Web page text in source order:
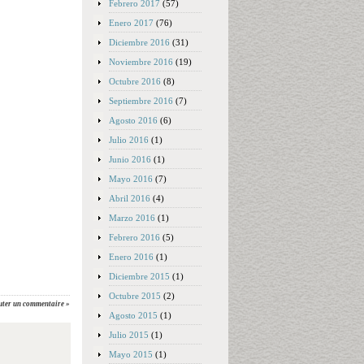
un commentaire »
Febrero 2017 (57)
Enero 2017 (76)
Diciembre 2016 (31)
Noviembre 2016 (19)
Octubre 2016 (8)
Septiembre 2016 (7)
Agosto 2016 (6)
Julio 2016 (1)
Junio 2016 (1)
Mayo 2016 (7)
Abril 2016 (4)
Marzo 2016 (1)
Febrero 2016 (5)
Enero 2016 (1)
Diciembre 2015 (1)
Octubre 2015 (2)
Agosto 2015 (1)
Julio 2015 (1)
Mayo 2015 (1)